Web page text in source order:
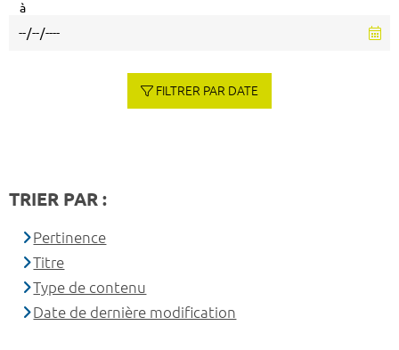
à
FILTRER PAR DATE
TRIER PAR :
Pertinence
Titre
Type de contenu
Date de dernière modification